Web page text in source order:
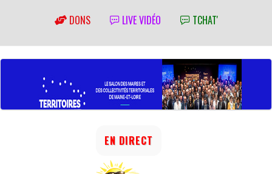
DONS LIVE VIDÉO TCHAT'
EN DIRECT